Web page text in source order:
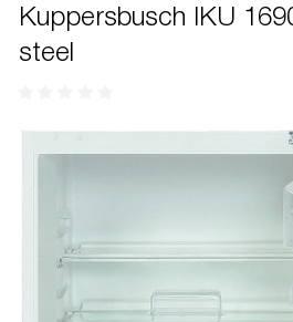
Kuppersbusch IKU
steel